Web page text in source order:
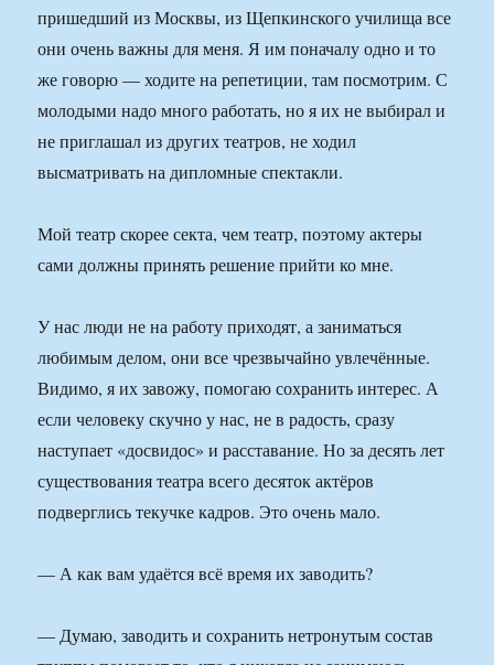
пришедший из Москвы, из Щепкинского училища все
они очень важны для меня. Я им поначалу одно и то
же говорю — ходите на репетиции, там посмотрим. С
молодыми надо много работать, но я их не выбирал и
не приглашал из других театров, не ходил
высматривать на дипломные спектакли.
Мой театр скорее секта, чем театр, поэтому актеры
сами должны принять решение прийти ко мне.
У нас люди не на работу приходят, а заниматься
любимым делом, они все чрезвычайно увлечённые.
Видимо, я их завожу, помогаю сохранить интерес. А
если человеку скучно у нас, не в радость, сразу
наступает «досвидос» и расставание. Но за десять лет
существования театра всего десяток актёров
подверглись текучке кадров. Это очень мало.
— А как вам удаётся всё время их заводить?
— Думаю, заводить и сохранить нетронутым состав